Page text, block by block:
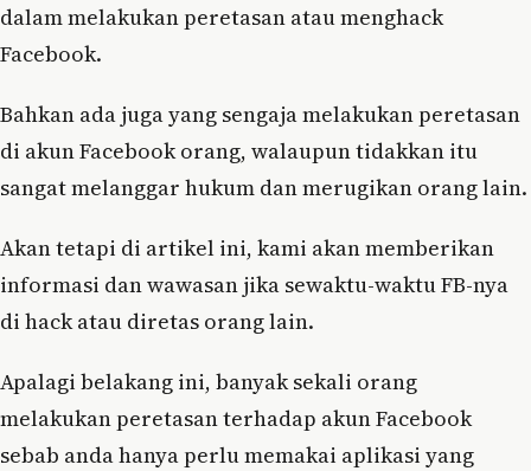
dalam melakukan peretasan atau menghack
Facebook.
Bahkan ada juga yang sengaja melakukan peretasan
di akun Facebook orang, walaupun tidakkan itu
sangat melanggar hukum dan merugikan orang lain.
Akan tetapi di artikel ini, kami akan memberikan
informasi dan wawasan jika sewaktu-waktu FB-nya
di hack atau diretas orang lain.
Apalagi belakang ini, banyak sekali orang
melakukan peretasan terhadap akun Facebook
sebab anda hanya perlu memakai aplikasi yang